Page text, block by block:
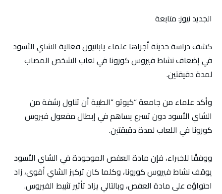
الجديد نيوز: متابعة
كشف دراسة حديثة أجراها علماء يابانيون فعالية الشاي الأسود
في إضعاف نشاط فيروس كورونا في لعاب الشخص المصاب
لمدة دقيقتين.
وأكد علماء من جامعة “كيوتو “الطبية أن تناول رشفة من
الشاي الأسود دون تسرع يساهم في إبطال مفعول فيروس
كورونا في اللعاب لمدة دقيقتين.
ووفقًا للخبراء، فإن مادة العفص الموجودة في الشاي الأسود
يوقف نشاط فيروس كورونا، وكلما كان تركيز الشاي أقوى، زاد
احتواؤه على مادة العفص، وبالتالي يزاد تأثير تثبيط الفيروس.